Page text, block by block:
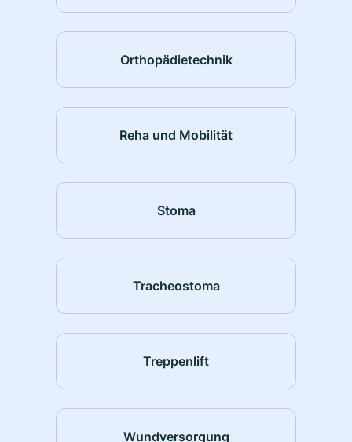
Orthopädietechnik
Reha und Mobilität
Stoma
Tracheostoma
Treppenlift
Wundversorgung